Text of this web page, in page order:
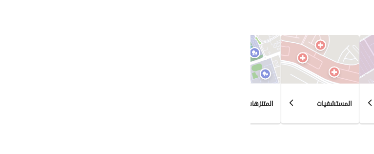
المستشفيات المتنزهات